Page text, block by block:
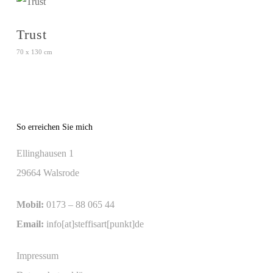
Trust
70 x 130 cm
So erreichen Sie mich
Ellinghausen 1
29664 Walsrode
Mobil: 0173 – 88 065 44
Email: info[at]steffisart[punkt]de
Impressum